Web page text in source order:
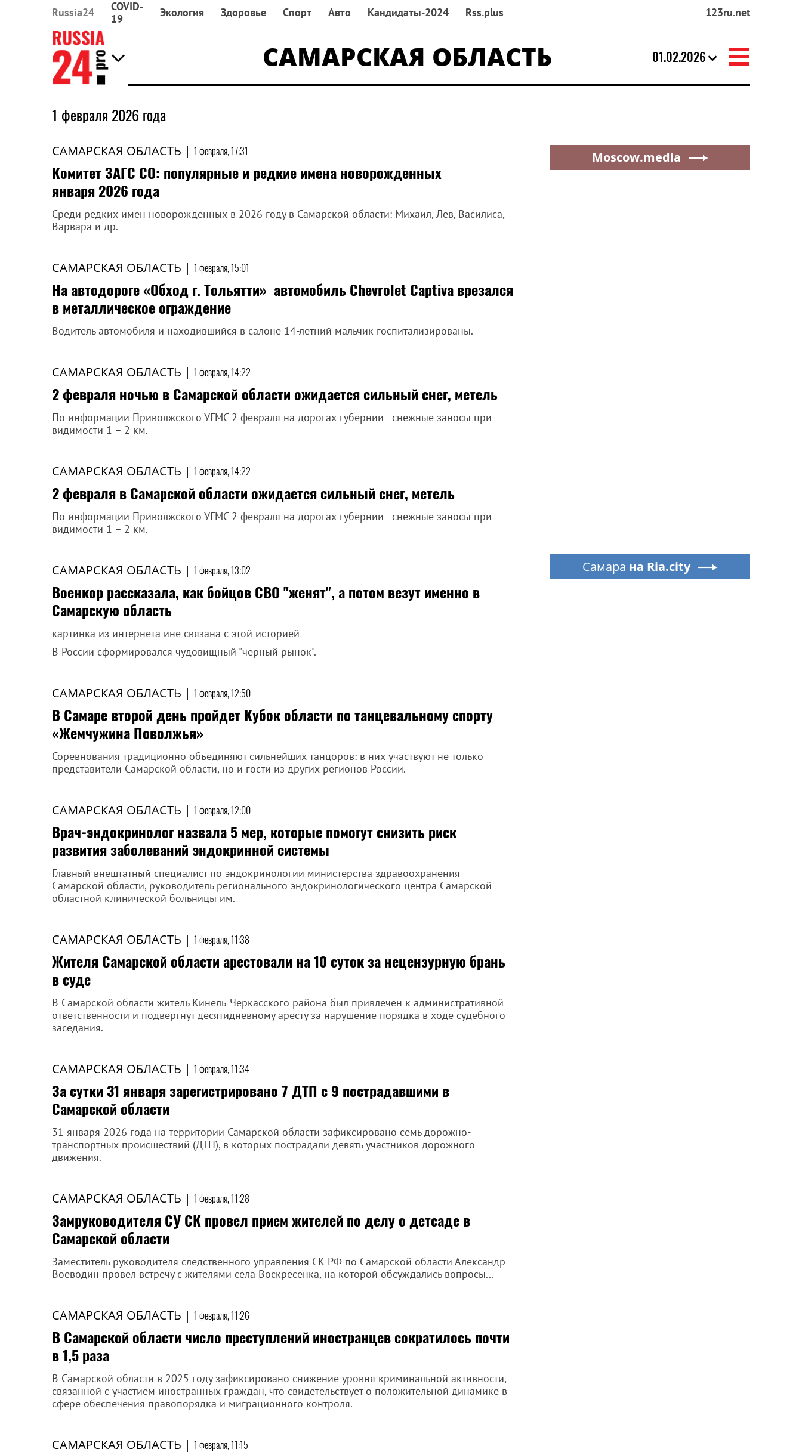
Russia24
COVID-
19
Экология Здоровье Спорт Авто Кандидаты-2024 Rss.plus 123ru.net
САМАРСКАЯ ОБЛАСТЬ 01.02.2026
1 февраля 2026 года
САМАРСКАЯ ОБЛАСТЬ | 1 февраля, 17:31
Комитет ЗАГС СО: популярные и редкие имена новорожденных
января 2026 года
Среди редких имен новорожденных в 2026 году в Самарской области: Михаил, Лев, Василиса,
Варвара и др.
САМАРСКАЯ ОБЛАСТЬ | 1 февраля, 15:01
На автодороге «Обход г. Тольятти» автомобиль Chevrolet Captiva врезался
в металлическое ограждение
Водитель автомобиля и находившийся в салоне 14-летний мальчик госпитализированы.
САМАРСКАЯ ОБЛАСТЬ | 1 февраля, 14:22
2 февраля ночью в Самарской области ожидается сильный снег, метель
По информации Приволжского УГМС 2 февраля на дорогах губернии - снежные заносы при
видимости 1 – 2 км.
САМАРСКАЯ ОБЛАСТЬ | 1 февраля, 14:22
2 февраля в Самарской области ожидается сильный снег, метель
По информации Приволжского УГМС 2 февраля на дорогах губернии - снежные заносы при
видимости 1 – 2 км.
САМАРСКАЯ ОБЛАСТЬ | 1 февраля, 13:02
Военкор рассказала, как бойцов СВО "женят", а потом везут именно в
Самарскую область
картинка из интернета ине связана с этой историей
В России сформировался чудовищный "черный рынок".
САМАРСКАЯ ОБЛАСТЬ | 1 февраля, 12:50
В Самаре второй день пройдет Кубок области по танцевальному спорту
«Жемчужина Поволжья»
Соревнования традиционно объединяют сильнейших танцоров: в них участвуют не только
представители Самарской области, но и гости из других регионов России.
САМАРСКАЯ ОБЛАСТЬ | 1 февраля, 12:00
Врач-эндокринолог назвала 5 мер, которые помогут снизить риск
развития заболеваний эндокринной системы
Главный внештатный специалист по эндокринологии министерства здравоохранения
Самарской области, руководитель регионального эндокринологического центра Самарской
областной клинической больницы им.
САМАРСКАЯ ОБЛАСТЬ | 1 февраля, 11:38
Жителя Самарской области арестовали на 10 суток за нецензурную брань
в суде
В Самарской области житель Кинель-Черкасского района был привлечен к административной
ответственности и подвергнут десятидневному аресту за нарушение порядка в ходе судебного
заседания.
САМАРСКАЯ ОБЛАСТЬ | 1 февраля, 11:34
За сутки 31 января зарегистрировано 7 ДТП с 9 пострадавшими в
Самарской области
31 января 2026 года на территории Самарской области зафиксировано семь дорожно-
транспортных происшествий (ДТП), в которых пострадали девять участников дорожного
движения.
САМАРСКАЯ ОБЛАСТЬ | 1 февраля, 11:28
Замруководителя СУ СК провел прием жителей по делу о детсаде в
Самарской области
Заместитель руководителя следственного управления СК РФ по Самарской области Александр
Воеводин провел встречу с жителями села Воскресенка, на которой обсуждались вопросы...
САМАРСКАЯ ОБЛАСТЬ | 1 февраля, 11:26
В Самарской области число преступлений иностранцев сократилось почти
в 1,5 раза
В Самарской области в 2025 году зафиксировано снижение уровня криминальной активности,
связанной с участием иностранных граждан, что свидетельствует о положительной динамике в
сфере обеспечения правопорядка и миграционного контроля.
САМАРСКАЯ ОБЛАСТЬ | 1 февраля, 11:15
Moscow.media
Самара на Ria.city